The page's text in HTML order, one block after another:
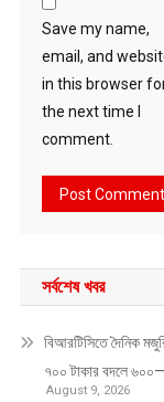
Save my name,
email, and
in this browser
the next time I
comment.
সর্বশেষ খবর
বিআরটিসিতে দৈনিক
৭০০ টাকার বদলে
August 9, 2026